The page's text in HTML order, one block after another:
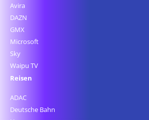
Avira
DAZN
GMX
Microsoft
Sky
Waipu TV
Reisen
ADAC
Deutsche Bahn